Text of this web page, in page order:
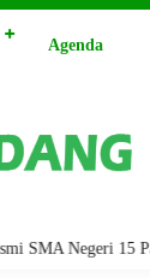
Agenda
Negeri 15 Padang